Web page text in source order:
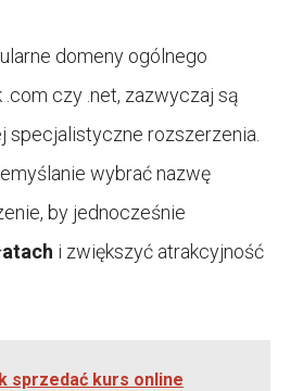
domeny ogólnego
.com czy .net, zazwyczaj są
specjalistyczne rozszerzenia.
wybrać nazwę
by jednocześnie
i zwiększyć atrakcyjność
sprzedać kurs online